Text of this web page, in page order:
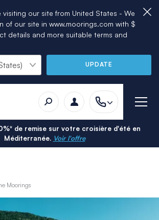
visiting our site from United States - We
of our site in www.moorings.com with $
details and more suitable terms and
UPDATE
de remise sur votre croisière d'été en
Méditerranée. Voir l'offre
Moorings